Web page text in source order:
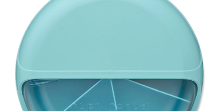
hvězdiček.